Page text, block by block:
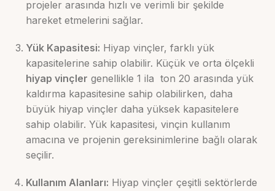
projeler arasında hızlı ve verimli bir şekilde
hareket etmelerini sağlar.
Yük Kapasitesi: Hiyap vinçler, farklı yük
kapasitelerine sahip olabilir. Küçük ve orta ölçekli
hiyap vinçler genellikle 1 ila ton 20 arasında yük
kaldırma kapasitesine sahip olabilirken, daha
büyük hiyap vinçler daha yüksek kapasitelere
sahip olabilir. Yük kapasitesi, vinçin kullanım
amacına ve projenin gereksinimlerine bağlı olarak
seçilir.
Kullanım Alanları: Hiyap vinçler çeşitli sektörlerde